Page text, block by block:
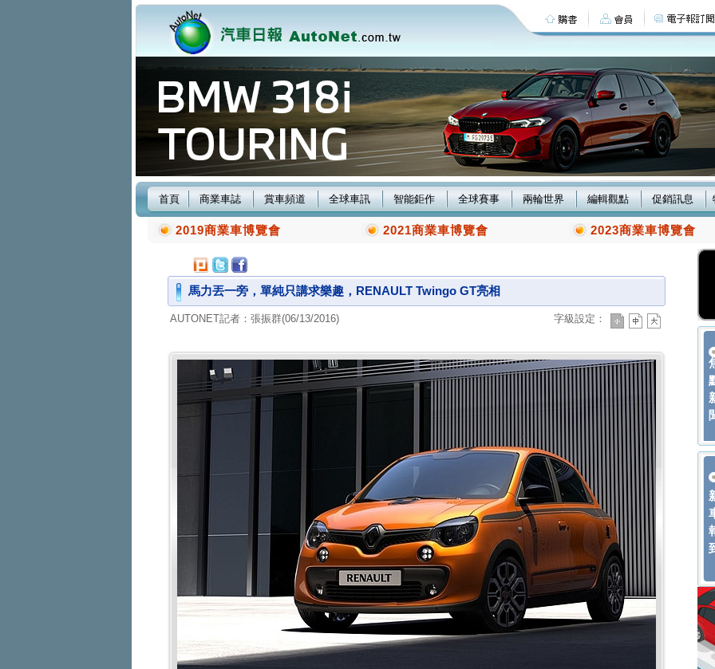
首頁 商業車誌 賞車頻道 全球車訊 智能鉅作 全球賽事 兩輪世界 編輯觀點 促銷訊息
2019商業車博覽會 2021商業車博覽會 2023商業車博覽會
馬力丟一旁，單純只講求樂趣，RENAULT Twingo GT亮相
AUTONET記者：張振群(06/13/2016) 字級設定：